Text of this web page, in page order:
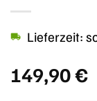
149,90€
Lieferzeit: